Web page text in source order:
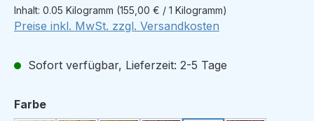
Inhalt: 0.05 Kilogramm (155,00 € / 1 Kilogramm)
Preise inkl. MwSt. zzgl. Versandkosten
Sofort verfügbar, Lieferzeit: 2-5 Tage
Farbeauswählen